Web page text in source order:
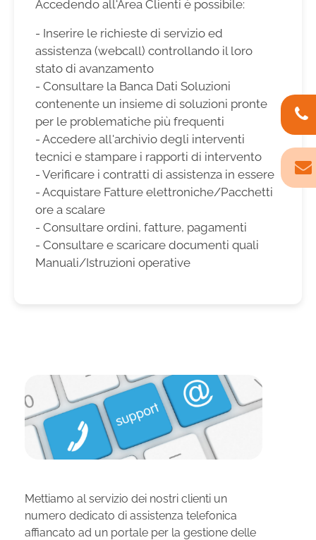
Accedendo all'Area Clienti è possibile:
- Inserire le richieste di servizio ed
assistenza (webcall) controllando il loro
stato di avanzamento
- Consultare la Banca Dati Soluzioni
contenente un insieme di soluzioni pronte
per le problematiche più frequenti
- Accedere all'archivio degli interventi
tecnici e stampare i rapporti di intervento
- Verificare i contratti di assistenza in essere
- Acquistare Fatture elettroniche/Pacchetti
ore a scalare
- Consultare ordini, fatture, pagamenti
- Consultare e scaricare documenti quali
Manuali/Istruzioni operative
Mettiamo al servizio dei nostri clienti un
numero dedicato di assistenza telefonica
affiancato ad un portale per la gestione delle